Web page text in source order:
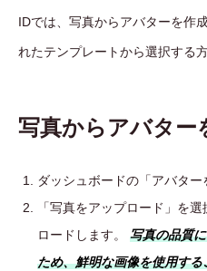
IDでは、写真からアバターを作
れたテンプレートから選択する
写真からアバター
ダッシュボードの「アバター
「写真をアップロード」を
ロードします。 写真の品質
ため、鮮明な画像を使用する